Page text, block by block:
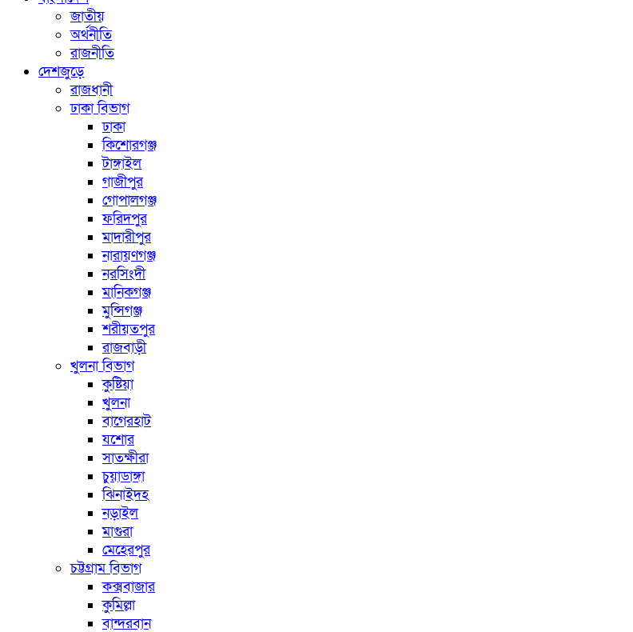
জাতীয়
অর্থনীতি
রাজনীতি
দেশজুড়ে
রাজধানী
ঢাকা বিভাগ
ঢাকা
কিশোরগঞ্জ
টাঙ্গাইল
গাজীপুর
গোপালগঞ্জ
ফরিদপুর
মাদারীপুর
নারায়ণগঞ্জ
নরসিংদী
মানিকগঞ্জ
মুন্সিগঞ্জ
শরীয়তপুর
রাজবাড়ী
খুলনা বিভাগ
কুষ্টিয়া
খুলনা
বাগেরহাট
যশোর
সাতক্ষীরা
চুয়াডাঙ্গা
ঝিনাইদহ
নড়াইল
মাগুরা
মেহেরপুর
চট্টগ্রাম বিভাগ
কক্সবাজার
কুমিল্লা
বান্দরবান